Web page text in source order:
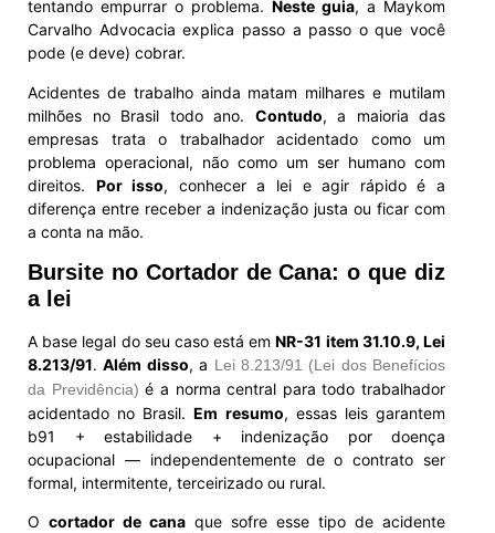
tentando empurrar o problema. Neste guia, a Maykom
Carvalho Advocacia explica passo a passo o que você
pode (e deve) cobrar.
Acidentes de trabalho ainda matam milhares e mutilam
milhões no Brasil todo ano. Contudo, a maioria das
empresas trata o trabalhador acidentado como um
problema operacional, não como um ser humano com
direitos. Por isso, conhecer a lei e agir rápido é a
diferença entre receber a indenização justa ou ficar com
a conta na mão.
Bursite no Cortador de Cana: o que diz
a lei
A base legal do seu caso está emNR-31 item 31.10.9, Lei
8.213/91.Além disso, a Lei 8.213/91 (Lei dos Benefícios
da Previdência) é a norma central para todo trabalhador
acidentado no Brasil.Em resumo, essas leis garantem
b91 + estabilidade + indenização por doença
ocupacional — independentemente de o contrato ser
formal, intermitente, terceirizado ou rural.
O cortador de cana que sofre esse tipo de acidente